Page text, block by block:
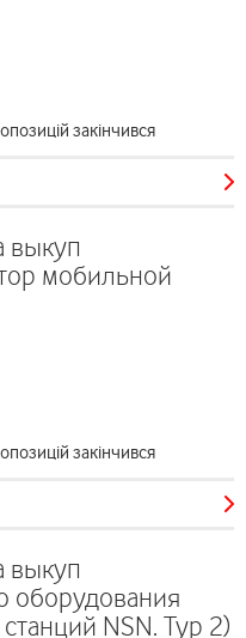
закінчився
выкуп
мобильной
закінчився
выкуп
оборудования
NSN. Тур 2)